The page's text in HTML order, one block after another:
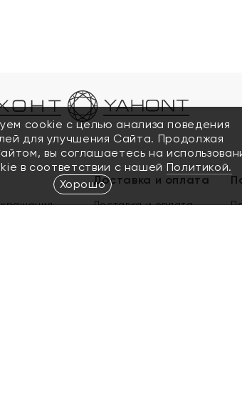
Доставка и оплата
Доставка и оплата
cookie с целью анализа поведения
для улучшения Сайта. Продолжая
вы соглашаетесь на
в соответствии с нашей Политикой.
Хорошо